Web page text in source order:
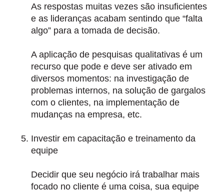
As respostas muitas vezes são insuficientes
e as lideranças acabam sentindo que “falta
algo” para a tomada de decisão.
Aaplicação de pesquisas qualitativas é um
recurso que pode e deve ser ativado em
diversos momentos: na investigação de
problemas internos, na solução de gargalos
com o clientes, na implementação de
mudanças na empresa, etc.
Investir em capacitação e treinamento da
equipe
Decidir que seu negócio irá trabalhar mais
focado no cliente é uma coisa, sua equipe